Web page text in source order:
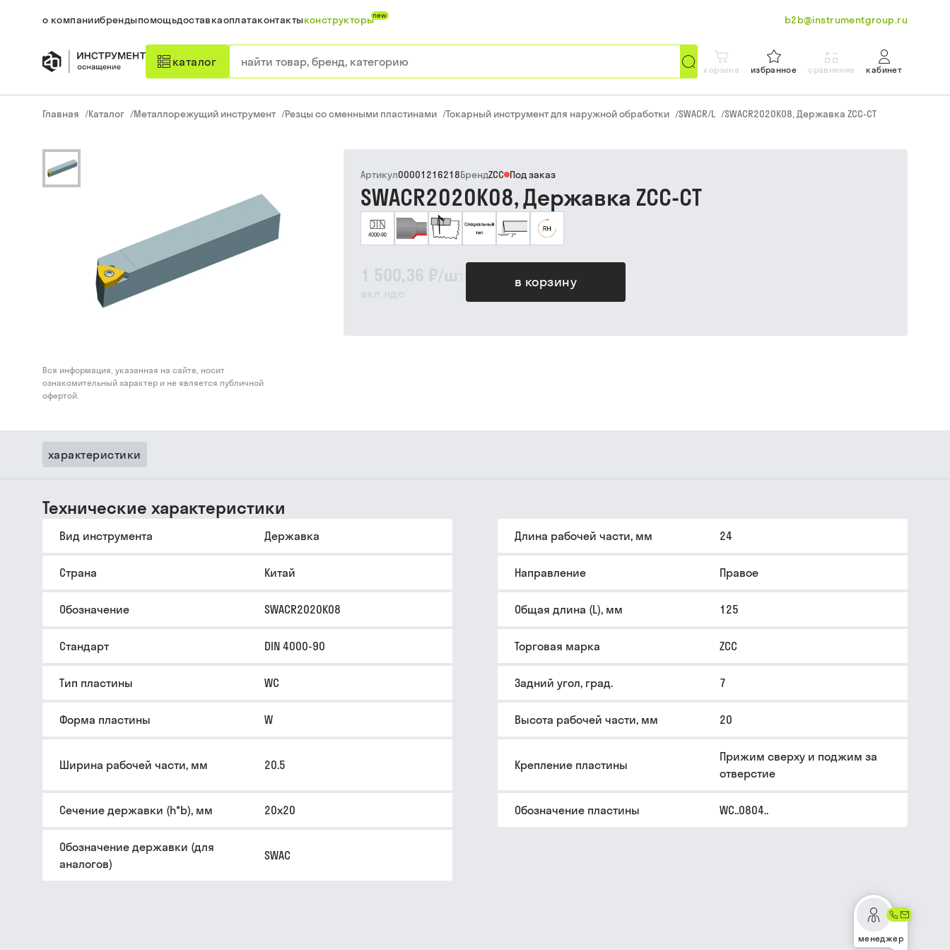
о компаниибрендыпомощьдоставкаоплатаконтактыконструкторыnew b2b@instrumentgroup.ru
каталог
корзина избранное сравнение кабинет
Главная /Каталог /Металлорежущий инструмент /Резцы со сменными пластинами /Токарный инструмент для наружной обработки /SWACR/L /SWACR2020K08, Державка ZCC-CT
Вся информация, указанная на сайте, носит
ознакомительный характер и не является публичной
офертой.
1 500,36 ₽/шт
вкл ндс
в корзину
Артикул00001216218БрендZCC Под заказ
SWACR2020K08, Державка ZCC-CT
характеристики
Технические характеристики
Вид инструмента Державка Длина рабочей части, мм 24
Страна Китай Направление Правое
Обозначение SWACR2020K08 Общая длина (L), мм 125
Стандарт DIN 4000-90 Торговая марка ZCC
Тип пластины WC Задний угол, град. 7
Форма пластины W Высота рабочей части, мм 20
Ширина рабочей части, мм 20.5 Крепление пластины
Прижим сверху и поджим за
отверстие
Сечение державки (h*b), мм 20х20 Обозначение пластины WC..0804..
Обозначение державки (для
аналогов)
SWAC
менеджер